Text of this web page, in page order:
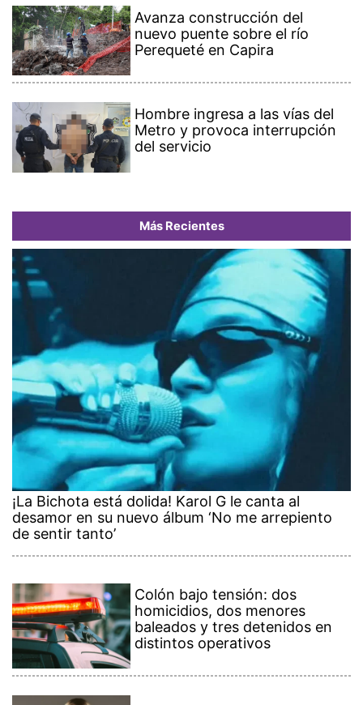
Avanza construcción del
nuevo puente sobre el río
Perequeté en Capira
Hombre ingresa a las vías del
Metro y provoca interrupción
del servicio
Más Recientes
¡La Bichota está dolida! Karol G le canta al
desamor en su nuevo álbum ‘No me arrepiento
de sentir tanto’
Colón bajo tensión: dos
homicidios, dos menores
baleados y tres detenidos en
distintos operativos